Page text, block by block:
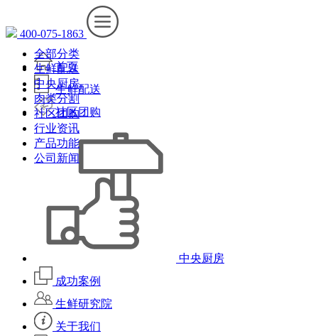
400-075-1863
首页
生鲜配送
社区团购
中央厨房
成功案例
生鲜研究院
关于我们
全部分类
生鲜配送
中央厨房
肉类分割
社区团购
行业资讯
产品功能
公司新闻